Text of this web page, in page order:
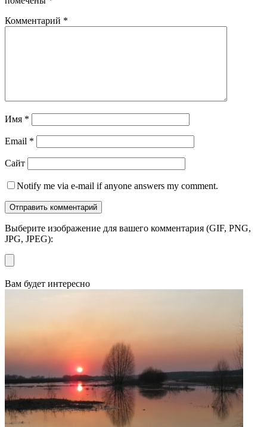
Комментарий *
Имя *
Email *
Сайт
Notify me via e-mail if anyone answers my comment.
Выберите изображение для вашего комментария (GIF, PNG,
JPG, JPEG):
Вам будет интересно